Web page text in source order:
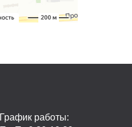
График работы: